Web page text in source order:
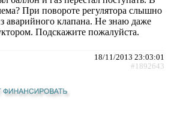
При повороте регулятора слышно
аварийного клапана. Не знаю даже
Подскажите пожалуйста.
18/11/2013 23:03:01
#1892643